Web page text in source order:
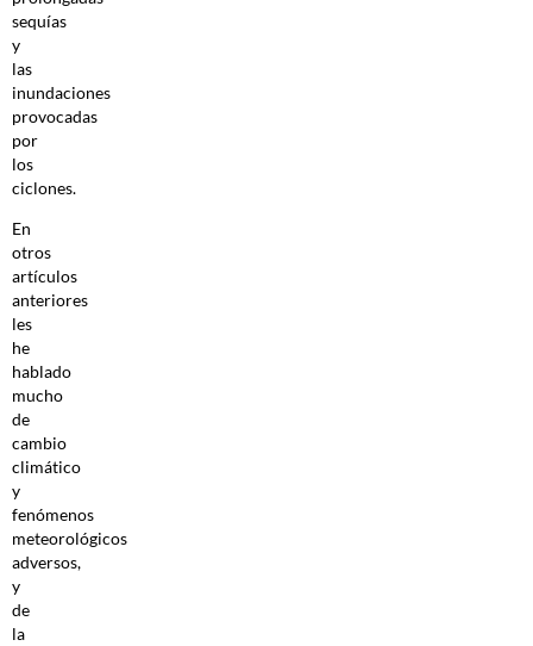
sequías
y
las
inundaciones
provocadas
por
los
ciclones.
En
otros
artículos
anteriores
les
he
hablado
mucho
de
cambio
climático
y
fenómenos
meteorológicos
adversos,
y
de
la